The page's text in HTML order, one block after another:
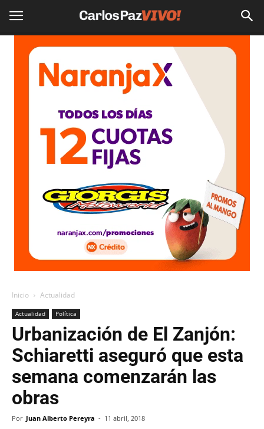
Inicio Actualidad
Actualidad Política
Urbanización de El Zanjón:
Schiaretti aseguró que esta
semana comenzarán las
obras
Por Juan Alberto Pereyra - 11 abril, 2018